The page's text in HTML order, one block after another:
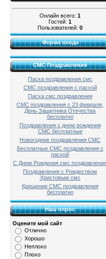
Онлайн всего: 1
Гостей: 1
Пользователей: 0
Форма входа
СМС Поздравления
Пасха поздравления смс
СМС поздравления с пасхой
Пасха смс поздравления
СМС поздравления с 23 февраля,
День Защитника Отечества
бесплатно
Поздравления с днем рождения
СМС бесплатные
Новогодние поздравления СМС
Бесплатные СМС поздравления с
пасхой
С Днем Рождения смс
Поздравления с Рождеством
Христовым смс
Крещение СМС поздравления
бесплатно
Наш опрос
Оцените мой сайт
Отлично
Хорошо
Неплохо
Плохо